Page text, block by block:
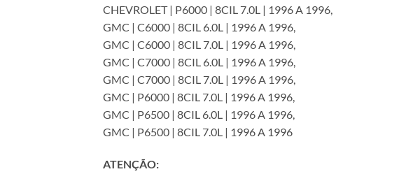
CHEVROLET | P6000 | 8CIL 7.0L | 1996 A 1996,
GMC | C6000 | 8CIL 6.0L | 1996 A 1996,
GMC | C6000 | 8CIL 7.0L | 1996 A 1996,
GMC | C7000 | 8CIL 6.0L | 1996 A 1996,
GMC | C7000 | 8CIL 7.0L | 1996 A 1996,
GMC | P6000 | 8CIL 7.0L | 1996 A 1996,
GMC | P6500 | 8CIL 6.0L | 1996 A 1996,
GMC | P6500 | 8CIL 7.0L | 1996 A 1996
ATENÇÃO: